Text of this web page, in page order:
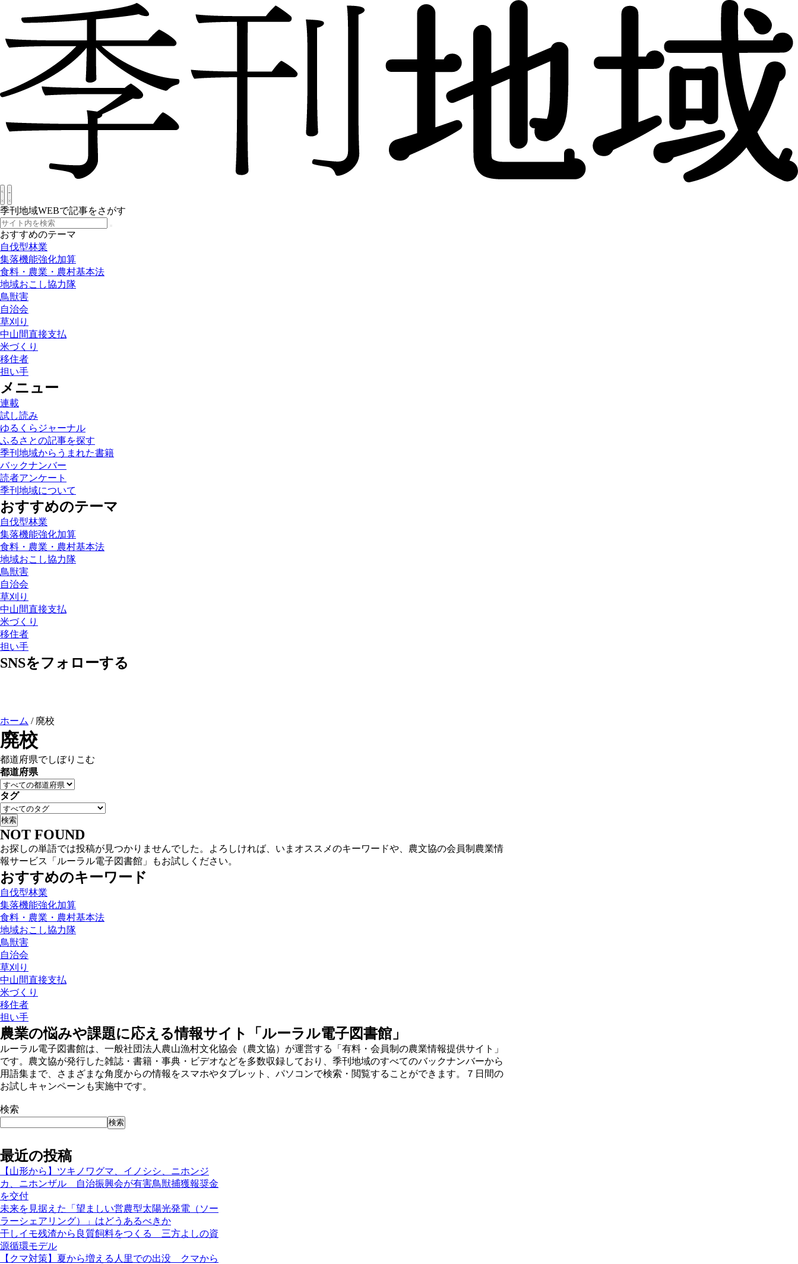
季刊地域WEBで記事をさがす
おすすめのテーマ
自伐型林業
集落機能強化加算
食料・農業・農村基本法
地域おこし協力隊
鳥獣害
自治会
草刈り
中山間直接支払
米づくり
移住者
担い手
メニュー
連載
試し読み
ゆるくらジャーナル
ふるさとの記事を探す
季刊地域からうまれた書籍
バックナンバー
読者アンケート
季刊地域について
おすすめのテーマ
自伐型林業
集落機能強化加算
食料・農業・農村基本法
地域おこし協力隊
鳥獣害
自治会
草刈り
中山間直接支払
米づくり
移住者
担い手
SNSをフォローする
ホーム /廃校
廃校
都道府県でしぼりこむ
都道府県
タグ
NOT FOUND
お探しの単語では投稿が見つかりませんでした。よろしければ、いまオススメのキーワードや、農文協の会員制農業情
報サービス「ルーラル電子図書館」もお試しください。
おすすめのキーワード
自伐型林業
集落機能強化加算
食料・農業・農村基本法
地域おこし協力隊
鳥獣害
自治会
草刈り
中山間直接支払
米づくり
移住者
担い手
農業の悩みや課題に応える情報サイト「ルーラル電子図書館」
ルーラル電子図書館は、一般社団法人農山漁村文化協会（農文協）が運営する「有料・会員制の農業情報提供サイト」
です。農文協が発行した雑誌・書籍・事典・ビデオなどを多数収録しており、季刊地域のすべてのバックナンバーから
用語集まで、さまざまな角度からの情報をスマホやタブレット、パソコンで検索・閲覧することができます。７日間の
お試しキャンペーンも実施中です。
検索
検索
最近の投稿
【山形から】ツキノワグマ、イノシシ、ニホンジ
カ、ニホンザル 自治振興会が有害鳥獣捕獲報奨金
を交付
未来を見据えた「望ましい営農型太陽光発電（ソー
ラーシェアリング）」はどうあるべきか
干しイモ残渣から良質飼料をつくる 三方よしの資
源循環モデル
【クマ対策】夏から増える人里での出没 クマから